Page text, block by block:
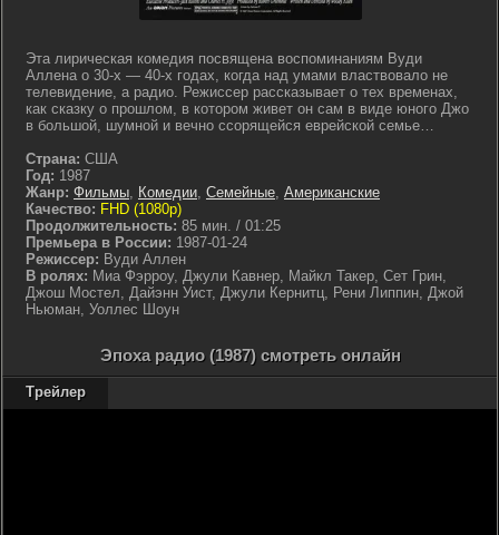
Эта лирическая комедия посвящена воспоминаниям Вуди
Аллена о 30-х — 40-х годах, когда над умами властвовало не
телевидение, а радио. Режиссер рассказывает о тех временах,
как сказку о прошлом, в котором живет он сам в виде юного Джо
в большой, шумной и вечно ссорящейся еврейской семье…
Страна: США
Год: 1987
Жанр: Фильмы, Комедии, Семейные, Американские
Качество: FHD (1080p)
Продолжительность: 85 мин. / 01:25
Премьера в России: 1987-01-24
Режиссер: Вуди Аллен
В ролях: Миа Фэрроу, Джули Кавнер, Майкл Такер, Сет Грин,
Джош Мостел, Дайэнн Уист, Джули Кернитц, Рени Липпин, Джой
Ньюман, Уоллес Шоун
Эпоха радио (1987) смотреть онлайн
Трейлер